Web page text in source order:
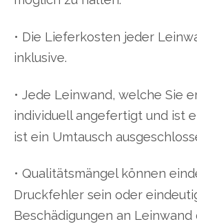
• Die Lieferkosten jeder
inklusive.
• Jede Leinwand, welche Sie
individuell angefertigt und ist
ist ein Umtausch
• Qualitätsmängel können
Druckfehler sein oder
Beschädigungen an Leinwand